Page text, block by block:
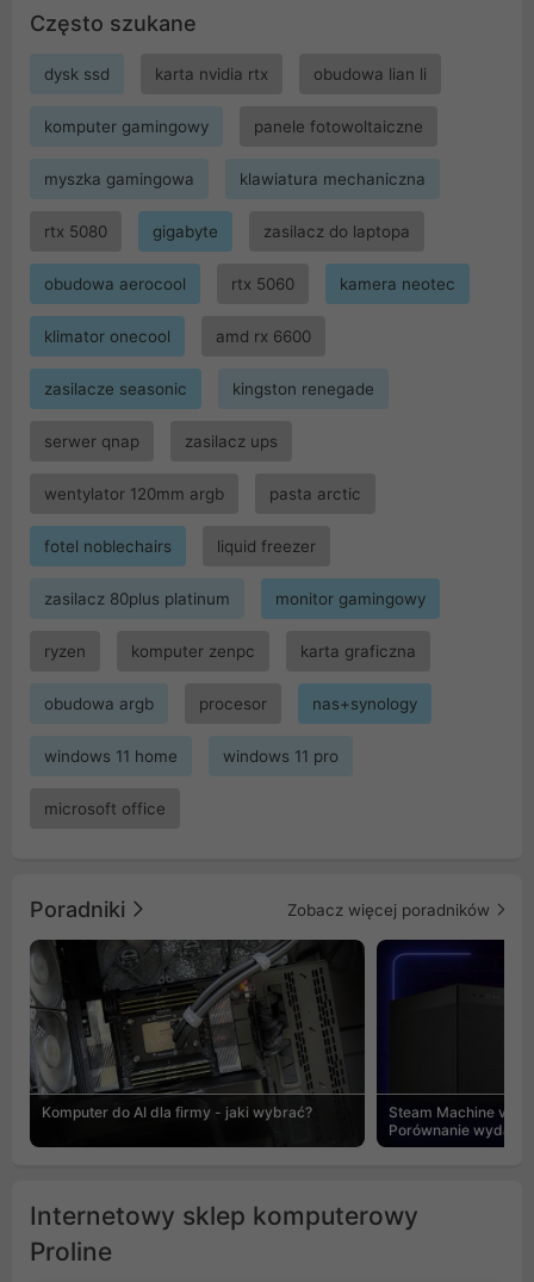
Często szukane
dysk ssd karta nvidia rtx obudowa lian li
komputer gamingowy panele fotowoltaiczne
myszka gamingowa klawiatura mechaniczna
rtx 5080 gigabyte zasilacz do laptopa
obudowa aerocool rtx 5060 kamera neotec
klimator onecool amd rx 6600
zasilacze seasonic kingston renegade
serwer qnap zasilacz ups
wentylator 120mm argb pasta arctic
fotel noblechairs liquid freezer
zasilacz 80plus platinum monitor gamingowy
ryzen komputer zenpc karta graficzna
obudowa argb procesor nas+synology
windows 11 home windows 11 pro
microsoft office
Poradniki Zobacz więcej poradników
Komputer do AI dla firmy - jaki wybrać?
Steam Machine vs
Porównanie
Internetowy sklep komputerowy
Proline